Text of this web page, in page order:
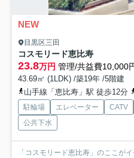
NEW
目黒区三田
コスモリード恵比寿
23.8万円 管理/共益費10,000
43.69㎡ (1LDK) /築19年 /5階建
山手線「恵比寿」駅 徒歩12分
駐輪場 エレベーター CATV
公共下水
「コスモリード恵比寿」のここが